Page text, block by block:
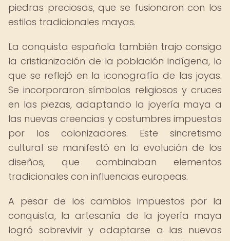
piedras preciosas, que se fusionaron con los
estilos tradicionales mayas.
La conquista española también trajo consigo
la cristianización de la población indígena, lo
que se reflejó en la iconografía de las joyas.
Se incorporaron símbolos religiosos y cruces
en las piezas, adaptando la joyería maya a
las nuevas creencias y costumbres impuestas
por los colonizadores. Este sincretismo
cultural se manifestó en la evolución de los
diseños, que combinaban elementos
tradicionales con influencias europeas.
A pesar de los cambios impuestos por la
conquista, la artesanía de la joyería maya
logró sobrevivir y adaptarse a las nuevas